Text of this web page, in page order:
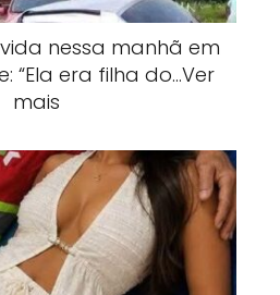
nessa manhã em
“Ela era filha do…Ver
mais